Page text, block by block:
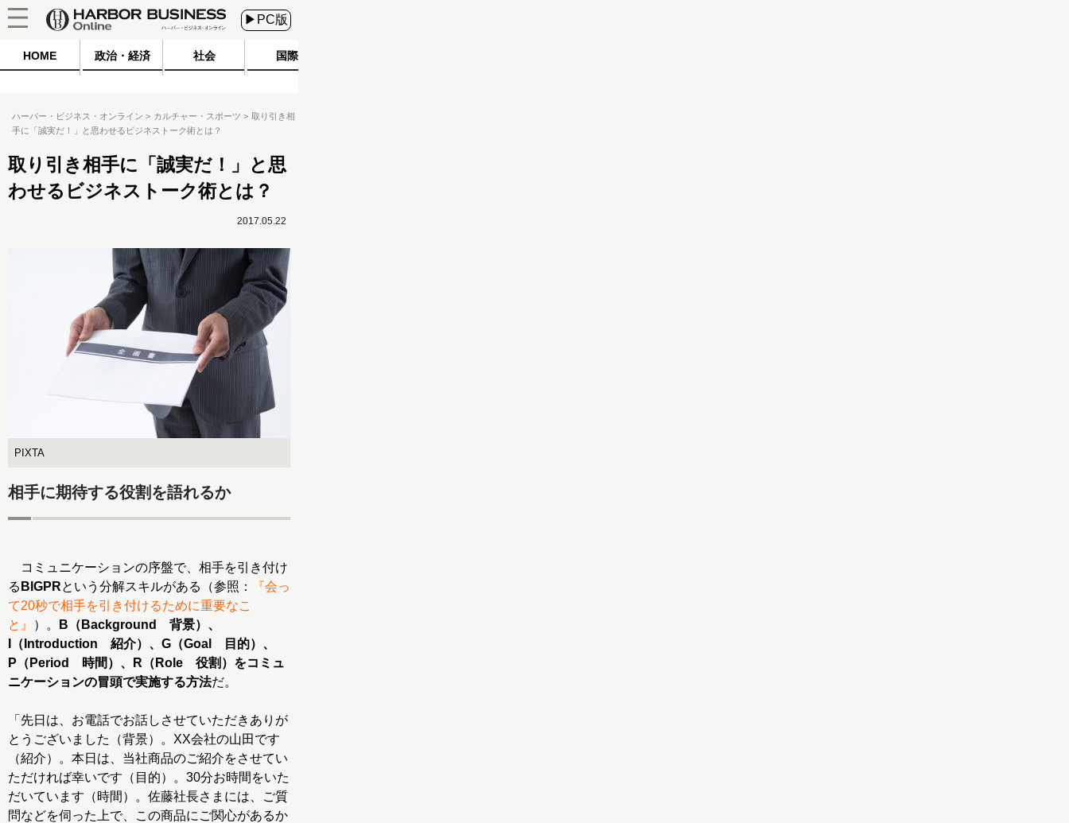
▶PC版
HOME 政治・経済 社会 国際
ハーバー・ビジネス・オンライン カルチャー・スポーツ
取り引き相
手に「誠実だ！」と思わせるビジネストーク術とは？
取り引き相手に「誠実だ！」と思
わせるビジネストーク術とは？
2017.05.22
PIXTA
相手に期待する役割を語れるか
コミュニケーションの序盤で、相手を引き付け
る BIGPRという分解スキルがある（参照：
『会っ
て20秒で相手を引き付けるために重要なこ
と』
）。
B（Background 背景）、
I（Introduction 紹介）、G（Goal 目的）、
P（Period 時間）、R（Role 役割）をコミュ
ニケーションの冒頭で実施する方法だ。
「先日は、お電話でお話しさせていただきありが
とうございました（背景）。XX会社の山田です
（紹介）。本日は、当社商品のご紹介をさせてい
ただければ幸いです（目的）。30分お時間をいた
だいています（時間）。佐藤社長さまには、ご質
問などを伺った上で、この商品にご関心があるか